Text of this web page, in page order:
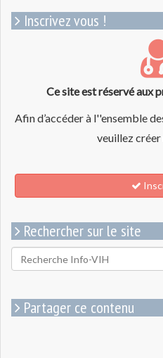
Inscrivez vous !
Ce site est réservé aux
Afin d’accéder à l''ensemble
veuillez créer
Rechercher sur le site
Rechercher
pour
Partager ce contenu